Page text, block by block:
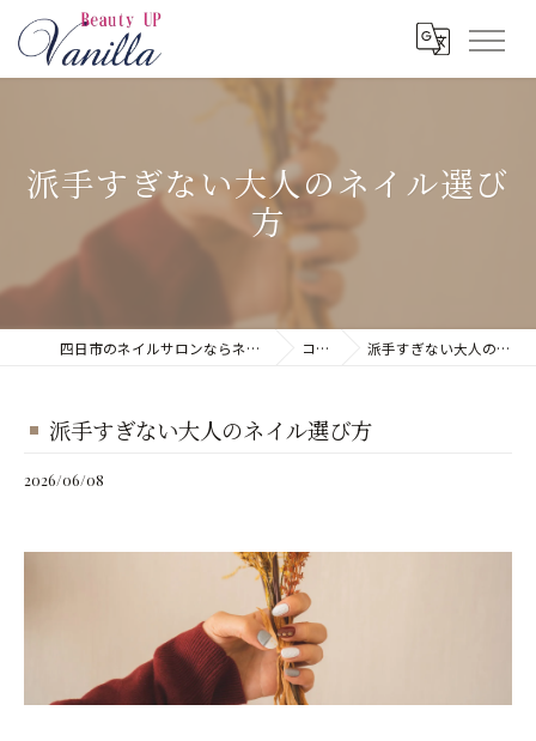
派手すぎない大人のネイル選び
方
四日市のネイルサロンならネイルサロン Vanilla コラム 派手すぎない大人のネイル選び方
派手すぎない大人のネイル選び方
2026/06/08